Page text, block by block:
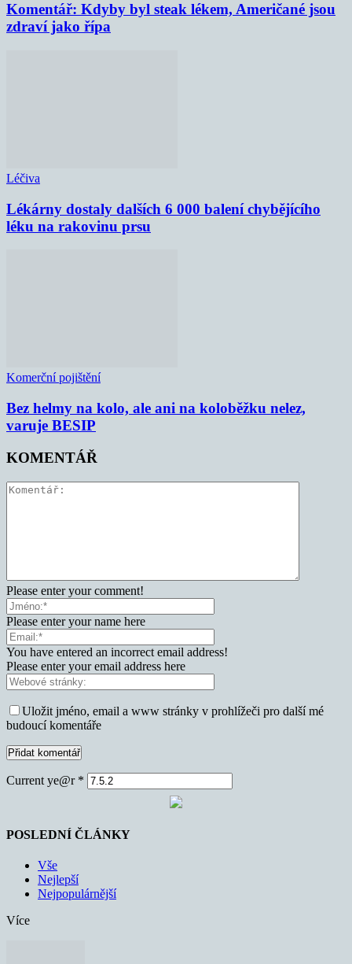
Komentář: Kdyby byl steak lékem, Američané jsou
zdraví jako řípa
Léčiva
Lékárny dostaly dalších 6 000 balení chybějícího
léku na rakovinu prsu
Komerční pojištění
Bez helmy na kolo, ale ani na koloběžku nelez,
varuje BESIP
KOMENTÁŘ
Please enter your comment!
Please enter your name here
You have entered an incorrect email address!
Please enter your email address here
Uložit jméno, email a www stránky v prohlížeči pro další mé
budoucí komentáře
Current ye@r *
POSLEDNÍ ČLÁNKY
Vše
Nejlepší
Nejpopulárnější
Více